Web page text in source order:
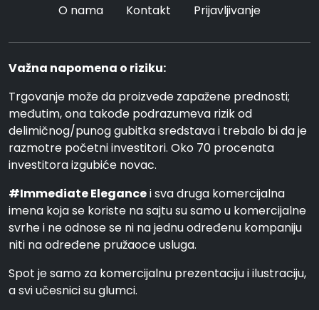
O nama Kontakt Prijavljivanje
Važna napomena o riziku:
Trgovanje može da proizvede zapažene prednosti;
međutim, ona takođe podrazumeva rizik od
delimičnog/punog gubitka sredstava i trebalo bi da je
razmotre početni investitori. Oko 70 procenata
investitora izgubiće novac.
#Immediate Elegancei sva druga komercijalna
imena koja se koriste na sajtu su samo u komercijalne
svrhe i ne odnose se ni na jednu određenu kompaniju
niti na određene pružaoce usluga.
Spot je samo za komercijalnu prezentaciju i ilustraciju,
a svi učesnici su glumci.